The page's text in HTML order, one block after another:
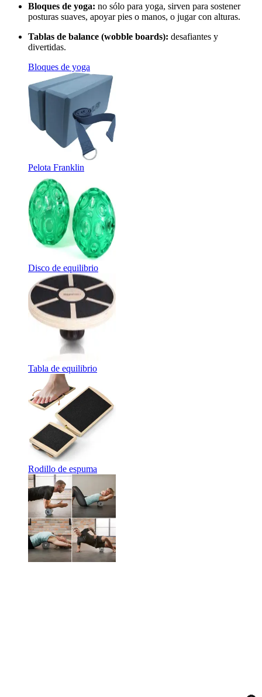
Bloques de yoga: no sólo para yoga, sirven para sostener
posturas suaves, apoyar pies o manos, o jugar con alturas.
Tablas de balance (wobble boards): desafiantes y
divertidas.
Bloques de yoga
Pelota Franklin
Disco de equilibrio
Tabla de equilibrio
Rodillo de espuma